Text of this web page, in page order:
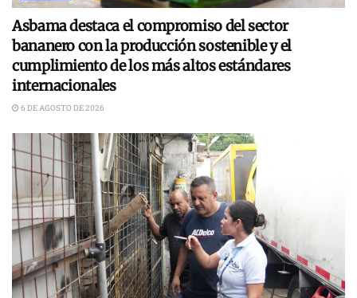
Asbama destaca el compromiso del sector
bananero con la producción sostenible y el
cumplimiento de los más altos estándares
internacionales
6 DE AGOSTO DE 2026